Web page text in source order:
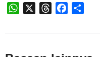
WhatsApp ThreadsFacebook